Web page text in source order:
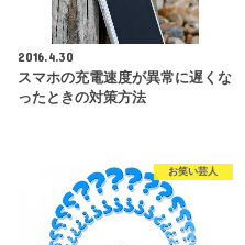
2016.4.30
スマホの充電速度が異常に遅くな
ったときの対策方法
お笑い芸人